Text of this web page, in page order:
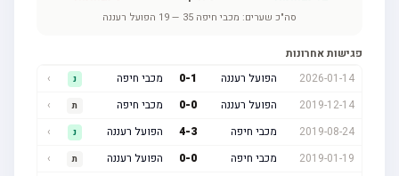
סה"כ שערים:מכבי חיפה 35
—
19 הפועל רעננה
פגישות אחרונות
2026-01-14
הפועל רעננה 0 מכבי חיפה
2019-12-14
הפועל רעננה 0 מכבי חיפה
2019-08-24
מכבי חיפה 4 הפועל רעננה
2019-01-19
מכבי חיפה 0 הפועל רעננה